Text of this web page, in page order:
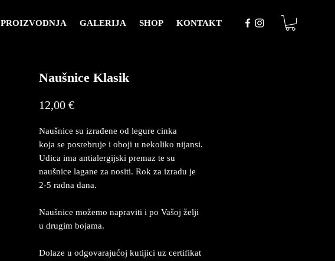
PROIZVODNJA GALERIJA SHOP KONTAKT
Naušnice Klasik
12,00 €Price
Naušnice su izrađene od legure cinka
koja se posrebruje i oboji u nekoliko nijansi.
Udica ima antialergijski premaz te su
naušnice lagane za nositi. Rok za izradu je
2-5 radna dana.
Naušnice možemo napraviti i po Vašoj želji
u drugim bojama.
Dolaze u odgovarajućoj kutijici uz certifikat